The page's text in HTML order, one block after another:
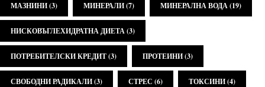
МАЗНИНИ(3) МИНЕРАЛИ(7) МИНЕРАЛНА ВОДА(19)
НИСКОВЪГЛЕХИДРАТНА ДИЕТА(3)
ПОТРЕБИТЕЛСКИ КРЕДИТ(3) ПРОТЕИНИ(3)
СВОБОДНИ РАДИКАЛИ(3) СТРЕС (6) ТОКСИНИ(4)